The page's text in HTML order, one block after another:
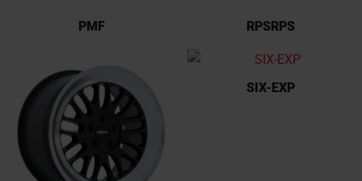
PMF RPSRPS
SIX-EXP